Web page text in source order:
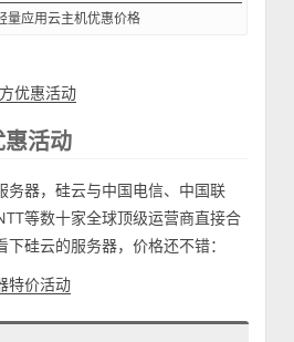
量应用云主机优惠价格
优惠活动
活动
务器，硅云与中国电信、中国联
等数十家全球顶级运营商直接合
硅云的服务器，价格还不错：
特价活动